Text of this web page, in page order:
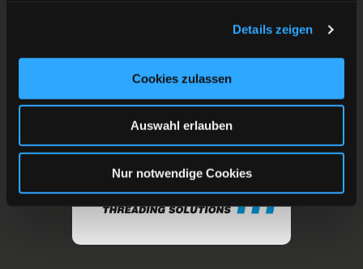
Details zeigen
Cookies zulassen
Auswahl erlauben
Nur notwendige Cookies